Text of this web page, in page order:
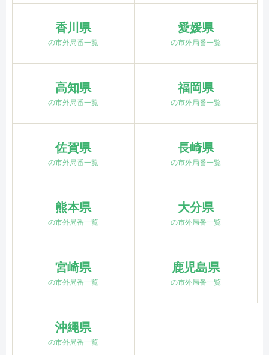
香川県
の市外局番一覧
愛媛県
の市外局番一覧
高知県
の市外局番一覧
福岡県
の市外局番一覧
佐賀県
の市外局番一覧
長崎県
の市外局番一覧
熊本県
の市外局番一覧
大分県
の市外局番一覧
宮崎県
の市外局番一覧
鹿児島県
の市外局番一覧
沖縄県
の市外局番一覧